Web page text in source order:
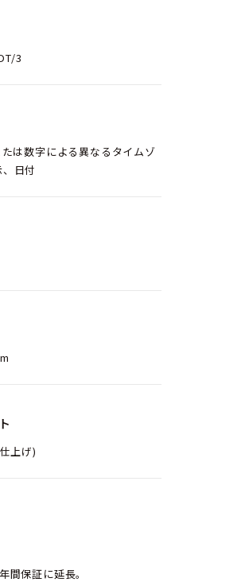
3
は数字による異なるタイムゾ
日付
上げ)
間保証に延長。